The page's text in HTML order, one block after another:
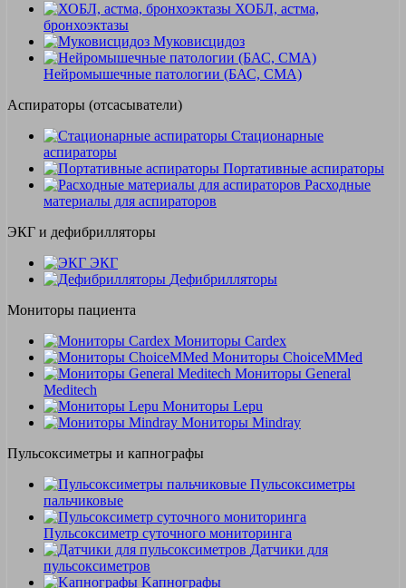
ХОБЛ, астма,
бронхоэктазы
Муковисцидоз
Нейромышечные патологии (БАС, СМА)
Аспираторы (отсасыватели)
Стационарные
аспираторы
Портативные аспираторы
Расходные
материалы для аспираторов
ЭКГ и дефибрилляторы
ЭКГ
Дефибрилляторы
Мониторы пациента
Мониторы Cardex
Мониторы ChoiceMMed
Мониторы General
Meditech
Мониторы Lepu
Мониторы Mindray
Пульсоксиметры и капнографы
Пульсоксиметры
пальчиковые
Пульсоксиметр суточного мониторинга
Датчики для
пульсоксиметров
Kапнографы